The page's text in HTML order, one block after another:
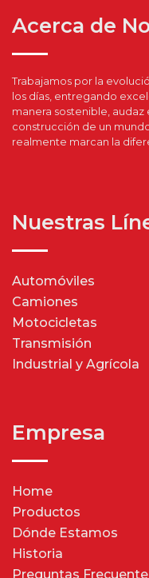
Acerca de
Trabajamos por la
los días, entregando
manera sostenible,
construcción de un
realmente marcan la
Nuestras
Automóviles
Camiones
Motocicletas
Transmisión
Industrial y Agrícola
Empresa
Home
Productos
Dónde Estamos
Historia
Preguntas